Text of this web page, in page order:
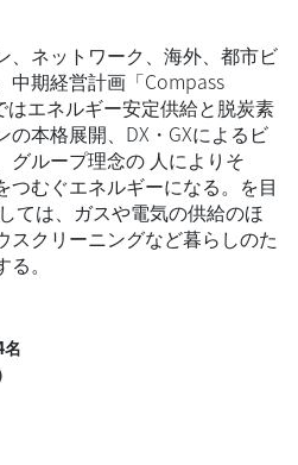
、ネットワーク、海外、都市ビ
中期経営計画「Compass
エネルギー安定供給と脱炭素
本格展開、DX・GXによるビ
グループ理念の 人によりそ
つむぐエネルギーになる。を目
ては、ガスや電気の供給のほ
スクリーニングなど暮らしのた
。